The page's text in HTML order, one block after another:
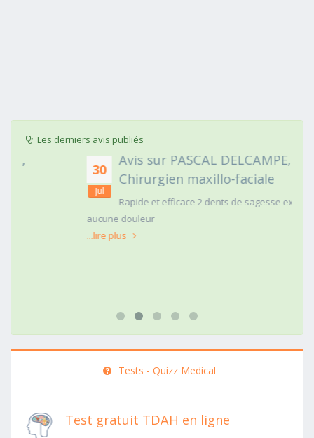
Les derniers avis publiés
Avis sur PASCAL DELCAMPE,
Chirurgien maxillo-faciale
Rapide et efficace 2 dents de sagesse extraites
aucune douleur
Tests - Quizz Medical
Test gratuit TDAH en ligne